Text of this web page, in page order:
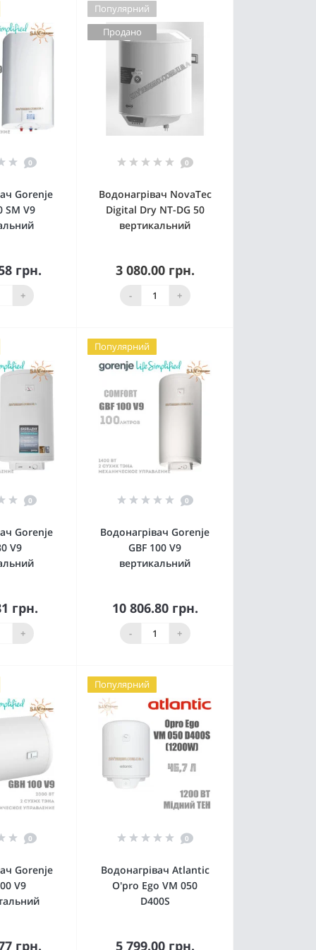
0
Gorenje
SM V9
грн.
+
Популярний
Продано
0
Водонагрівач NovaTec
Digital Dry NT-DG 50
вертикальний
3 080.00 грн.
- +
Немає в наявності
0
Gorenje
V9
грн.
+
Популярний
0
Водонагрівач Gorenje
GBF 100 V9
вертикальний
10 806.80 грн.
- +
Купити
0
Gorenje
V9
грн.
Популярний
0
Водонагрівач Atlantic
O'pro Ego VM 050
D400S
5 799.00 грн.